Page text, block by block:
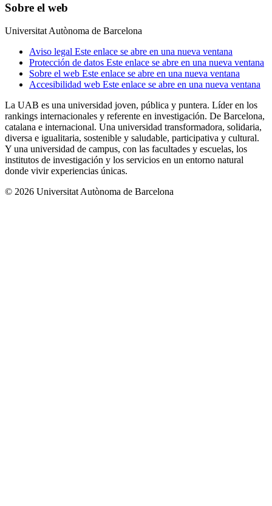
Sobre el web
Universitat Autònoma de Barcelona
Aviso legal Este enlace se abre en una nueva ventana
Protección de datos Este enlace se abre en una nueva ventana
Sobre el web Este enlace se abre en una nueva ventana
Accesibilidad web Este enlace se abre en una nueva ventana
La UAB es una universidad joven, pública y puntera. Líder en los
rankings internacionales y referente en investigación. De Barcelona,
catalana e internacional. Una universidad transformadora, solidaria,
diversa e igualitaria, sostenible y saludable, participativa y cultural.
Y una universidad de campus, con las facultades y escuelas, los
institutos de investigación y los servicios en un entorno natural
donde vivir experiencias únicas.
© 2026 Universitat Autònoma de Barcelona